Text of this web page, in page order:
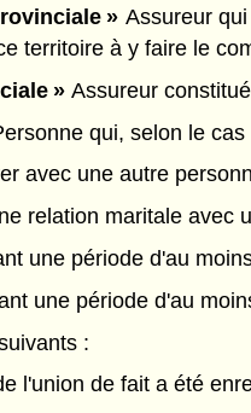
» Assureur
territoire à y faire le
»Assureur
qui, selon le cas
avec une autre
relation maritale avec
une période d'au
une période d'au
:
l'union de fait a été